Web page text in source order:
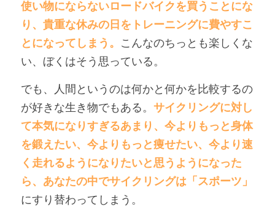
使い物にならないロードバイクを買うことにな
り、貴重な休みの日をトレーニングに費やすこ
とになってしまう。 こんなのちっとも楽しくな
い、ぼくはそう思っている。
でも、人間というのは何かと何かを比較するの
が好きな生き物でもある。 サイクリングに対し
て本気になりすぎるあまり、今よりもっと身体
を鍛えたい、今よりもっと痩せたい、今より速
く走れるようになりたいと思うようになった
ら、あなたの中でサイクリングは「スポーツ」
にすり替わってしまう。